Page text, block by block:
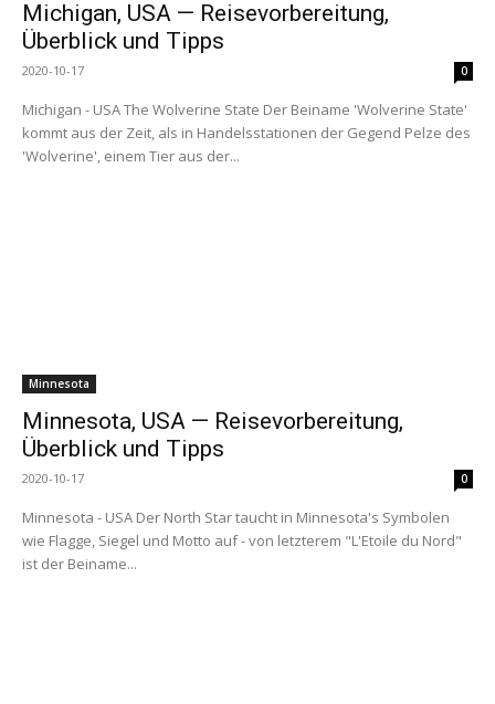
Michigan, USA — Reisevorbereitung,
Überblick und Tipps
2020-10-17 0
Michigan - USA The Wolverine State Der Beiname 'Wolverine State'
kommt aus der Zeit, als in Handelsstationen der Gegend Pelze des
'Wolverine', einem Tier aus der...
Minnesota
Minnesota, USA — Reisevorbereitung,
Überblick und Tipps
2020-10-17 0
Minnesota - USA Der North Star taucht in Minnesota's Symbolen
wie Flagge, Siegel und Motto auf - von letzterem "L'Etoile du Nord"
ist der Beiname...